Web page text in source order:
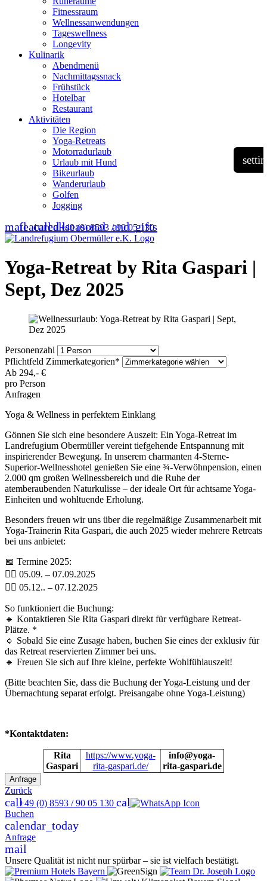
Fitnessraum
Wellness­anwendungen
Tageswellness
Longevity
Kulinarik
Abendmenü
Nachmittagssnack
Frühstück
Hotelbar
Restaurant
Aktivitäten
Die Region
Yoga-Retreats
Motorradurlaub
Urlaub mit Hund
Bikeurlaub
Wanderurlaub
Golfen
Jogging
mailfeatured_seasonal_and_gifts
callcall+49 (0) 8593 / 90 05 130
Yoga-Retreat by Rita Gaspari |
Sept, Dez 2025
Personenzahl
Pflichtfeld Zimmerkategorien*
Ab 294,- €
pro Person
Anfragen
Yoga & Wellness in perfektem Einklang
Gönnen Sie sich eine besondere Auszeit: Ein Yoga-Retreat im
Landrefugium Obermüller vereint tiefgehende Entspannung mit
inspirierender Bewegung. In unserem charmanten 4-Sterne-
Superior-Wellnesshotel genießen Sie eine ¾-Verwöhnpension, einen
2.000 qm großen Wellnessbereich und die Ruhe der
atemberaubenden Naturkulisse – der ideale Ort für achtsame Yoga-
Einheiten und wohltuende Erholung.
Besonders freuen wir uns über die regelmäßige Zusammenarbeit mit
Yoga-Trainerin Rita Gaspari, die auch 2025 wieder mehrere Retreats
bei uns anbietet:
📅 Termine 2025:
🧘‍♀️ 05.09. – 07.09.2025
🧘‍♀️ 05.12.. – 07.12.2025
So funktioniert die Buchung:
🔹 Kontaktieren Sie Rita Gaspari direkt für verfügbare Retreat-
Plätze. *
🔹 Sobald Sie eine Zusage haben, buchen Sie eines der exklusiv für
das Retreat reservierten Zimmer bei uns.
🔹 Freuen Sie sich auf Ihre kleine, perfekte Wohlfühlauszeit!
(Bitte beachten Sie, dass die Buchung der Yoga-Leistung und der
Übernachtung separat erfolgt. Preisangabe ohne Yoga-Leistung)
*Kontaktdaten:
Rita
Gaspari
https://www.yoga-
rita-gaspari.de/
info@yoga-
rita-gaspari.de
Zurück
call+49 (0) 8593 / 90 05 130 call
Buchen
calendar_today
Anfrage
mail
Unsere Qualität ist nicht nur spürbar – sie ist vielfach bestätigt.